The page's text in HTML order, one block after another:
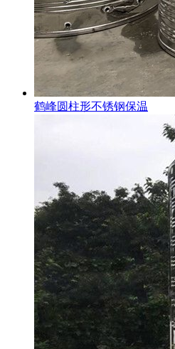
鹤峰圆柱形不锈钢保温